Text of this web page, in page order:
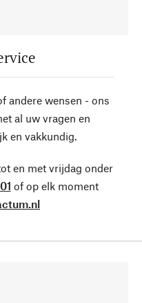
andere wensen - ons
al uw vragen en
en vakkundig.
en met vrijdag onder
of op elk moment